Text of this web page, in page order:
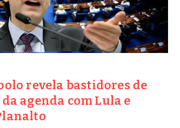
revela bastidores de
agenda com Lula e